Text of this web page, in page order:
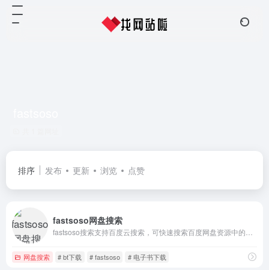
排序 发布 更新 浏览 点赞
fastsoso网盘搜索
网盘搜索 # bt下载 # fastsoso # 电子书下载